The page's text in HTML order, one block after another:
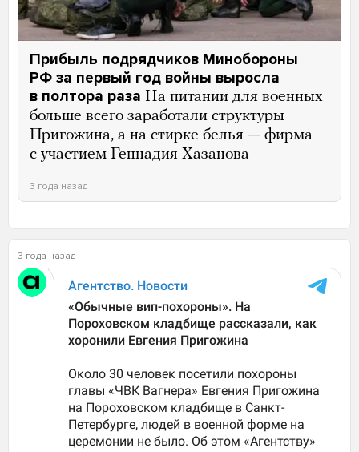
Прибыль подрядчиков Минобороны
РФ за первый год войны выросла
в полтора раза На питании для военных
больше всего заработали структуры
Пригожина, а на стирке белья — фирма
с участием Геннадия Хазанова
3 года назад
3 года назад